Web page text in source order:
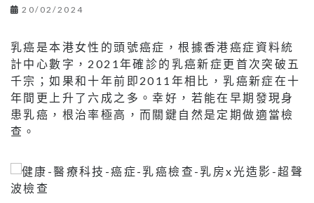
20/02/2024
乳癌是本港女性的頭號癌症，根據香港癌症資料統
計中心數字，2021年確診的乳癌新症更首次突破五
千宗；如果和十年前即2011年相比，乳癌新症在十
年間更上升了六成之多。幸好，若能在早期發現身
患乳癌，根治率極高，而關鍵自然是定期做適當檢
查。